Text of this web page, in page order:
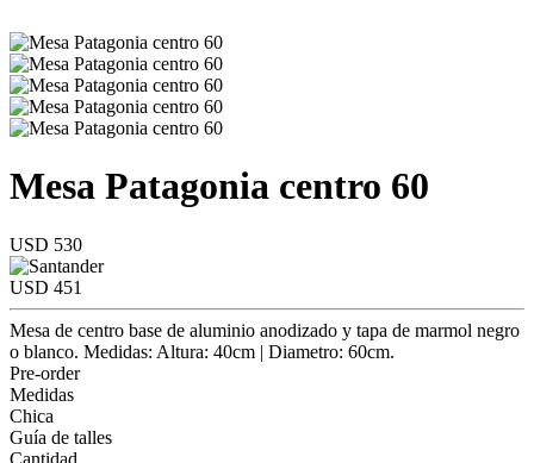
Mesa Patagonia centro 60
USD 530
USD 451
Mesa de centro base de aluminio anodizado y tapa de marmol negro
o blanco. Medidas: Altura: 40cm | Diametro: 60cm.
Pre-order
Medidas
Chica
Guía de talles
Cantidad